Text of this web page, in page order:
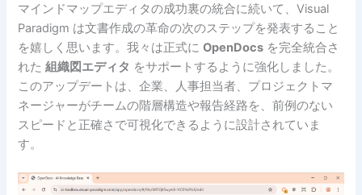
マインドマップエディタの成功裏の統合に続いて、Visual
Paradigm は文書作成の革命の次のステップを発表すること
を嬉しく思います。我々は正式にOpenDocs を完全統合さ
れた組織図エディタ をサポートするように強化しました。
このアップデートは、企業、人事担当者、プロジェクトマ
ネージャーがチームの階層構造や報告経路を、前例のない
スピードと正確さで可視化できるように設計されていま
す。